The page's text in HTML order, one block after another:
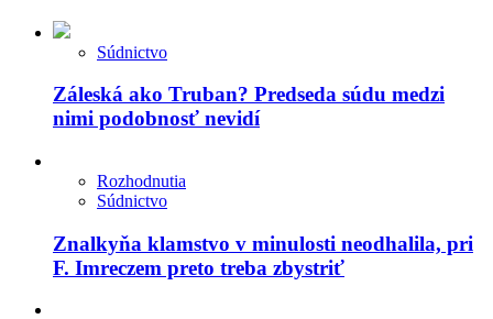
Súdnictvo
Záleská ako Truban? Predseda súdu medzi
nimi podobnosť nevidí
Rozhodnutia
Súdnictvo
Znalkyňa klamstvo v minulosti neodhalila, pri
F. Imreczem preto treba zbystriť